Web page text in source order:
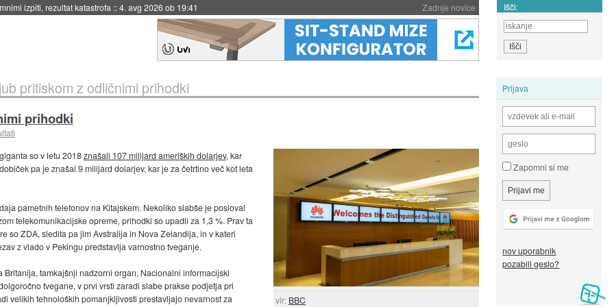
Zadnje novice
za večkratno uporabo::4. avg 2026 ob 19:41 Išči:
Prijava
Zapomni si me
nov uporabnik
pozabili geslo?
pritiskom z odličnimi prihodki
prihodki
vir: BBC
so v letu 2018znašali 107 milijard ameriških dolarjev, kar
pa je znašal 9 milijard dolarjev, kar je za četrtino več kot leta
pametnih telefonov na Kitajskem. Nekoliko slabše je posloval
telekomunikacijske opreme, prihodki so upadli za 1,3 %. Prav ta
so ZDA, sledita pa jim Avstralija in Nova Zelandija, in v kateri
z vlado v Pekingu predstavlja varnostno tveganje.
tamkajšnji nadzorni organ, Nacionalni informacijski
tvegane, v prvi vrsti zaradi slabe prakse podjetja pri
velikih tehnoloških pomanjkljivosti prestavljajo nevarnost za